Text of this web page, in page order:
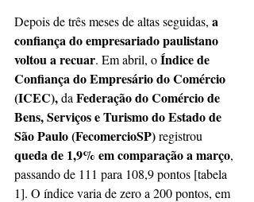
Depois de três meses de altas seguidas, a
confiança do empresariado paulistano
voltou a recuar. Em abril, o Índice de
Confiança do Empresário do Comércio
(ICEC), da Federação do Comércio de
Bens, Serviços e Turismo do Estado de
São Paulo (FecomercioSP) registrou
queda de 1,9% em comparação a março,
passando de 111 para 108,9 pontos [tabela
1]. O índice varia de zero a 200 pontos, em